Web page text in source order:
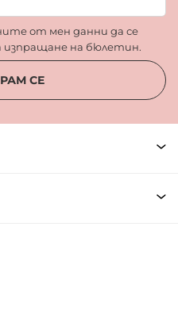
от мен данни да се
на бюлетин.
СЕ